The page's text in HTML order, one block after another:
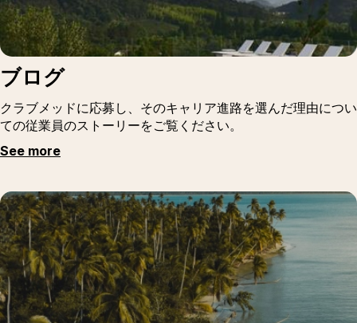
ブログ
クラブメッドに応募し、そのキャリア進路を選んだ理由につい
ての従業員のストーリーをご覧ください。
See more